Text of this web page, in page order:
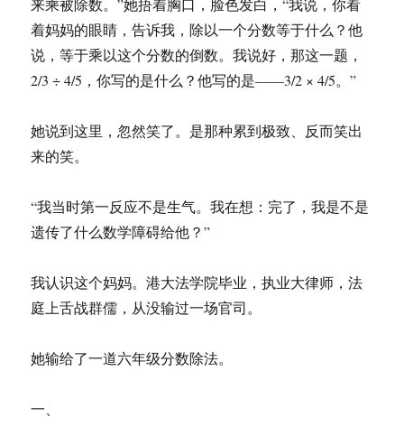
来乘被除数。”她捂着胸口，脸色发白，“我说，你看
着妈妈的眼睛，告诉我，除以一个分数等于什么？他
说，等于乘以这个分数的倒数。我说好，那这一题，
2/3 ÷ 4/5，你写的是什么？他写的是——3/2 × 4/5。”
她说到这里，忽然笑了。是那种累到极致、反而笑出
来的笑。
“我当时第一反应不是生气。我在想：完了，我是不是
遗传了什么数学障碍给他？”
我认识这个妈妈。港大法学院毕业，执业大律师，法
庭上舌战群儒，从没输过一场官司。
她输给了一道六年级分数除法。
一、